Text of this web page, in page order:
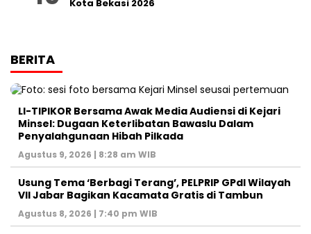
Kota Bekasi 2026
BERITA
LI-TIPIKOR Bersama Awak Media Audiensi di Kejari
Minsel: Dugaan Keterlibatan Bawaslu Dalam
Penyalahgunaan Hibah Pilkada
Agustus 9, 2026 | 8:28 am WIB
‎Usung Tema ‘Berbagi Terang’, PELPRIP GPdI Wilayah
VII Jabar Bagikan Kacamata Gratis di Tambun
Agustus 8, 2026 | 7:40 pm WIB